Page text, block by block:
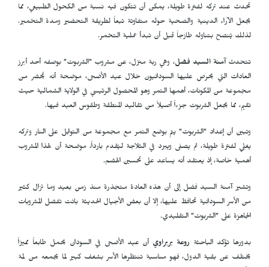
تحدث عند تركه لفترة طويلة، يمكن أن تتكون فيه نسبة من الكحول الطبيعي، مما
يجعل الآراء الدينية والصحية حوله متفاوتة تبعاً لطريقة التحضير ومدة التخمير.
لذلك يُنصح بتناوله طازجاً قبل أن تبدأ عملية التخمر.
تتحدثآمنة السيد فضل، وهي ربة منزل، عن مشروب "الشربوت" بوصفه أحد أبرز
العادات التي يحرص عليها السودانيون خلال عيد الأضحى، موضحة أنه يُحضر من
مجموعة من المكونات، أهمها التمر وهو المحصول الرئيسي في الولاية الشمالية حيث
تقيم، مما يجعل الشربوت جزءاً أصيلاً من تقاليد المنطقة وطقوس العيد فيها.
وتبين أن إعداد "الشربوت" يتم بوضع التمر مع مجموعة من التوابل على النار وتركه
يغلي لفترة طويلة، ثم يصفى ويبرد في الثلاجة ليُقدم بارداً، موضحة أن لهذا المشروب
أهمية خاصة، إذ يعتقد أنه يساعد على تحسين الهضم.
وتشير آمنة السيد فضل إلى أن هذه العادة متجذرة منذ زمن بعيد وما تزال كثير
من الأسر السودانية تحافظ عليها، إلا أن بعض الأجيال الحديثة باتت تفضل المشروبات
الجاهزة على "الشربوت" التقليدي.
بدورها تؤكد الباحثة روعة بربراوي أن عيد الأضحى في السودان يحمل طابعاً مميزاً
يختلف عن بقية الدول، فهو مناسبة تنتظرها الأسر بشغف كبير لما يجمعه من لمة